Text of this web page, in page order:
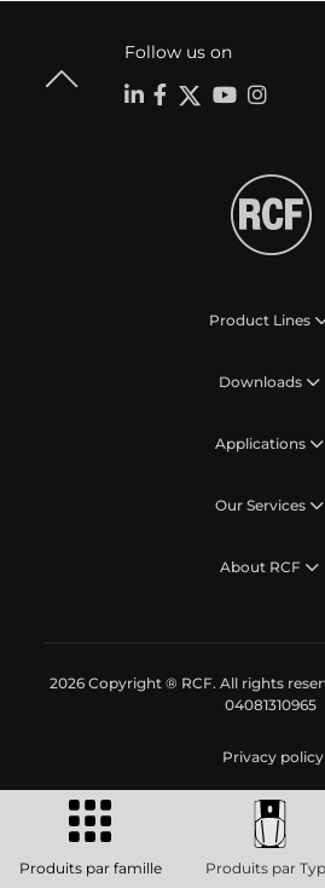
Follow us on
Product Lines
Downloads
Applications
Our Services
About RCF
2026 Copyright ® RCF. All rights
04081310965
Privacy policy
Produits par famille Produits par